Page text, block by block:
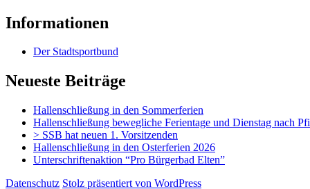
Informationen
Der Stadtsportbund
Neueste Beiträge
Hallenschließung in den Sommerferien
Hallenschließung bewegliche Ferientage und Dienstag nach
> SSB hat neuen 1. Vorsitzenden
Hallenschließung in den Osterferien 2026
Unterschriftenaktion “Pro Bürgerbad Elten”
Datenschutz Stolz präsentiert von WordPress